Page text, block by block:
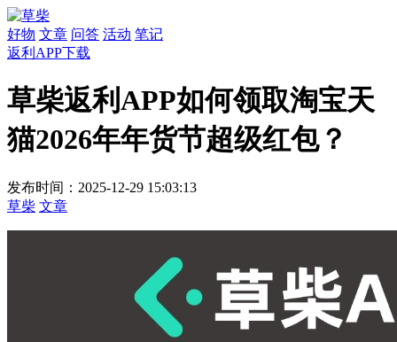
好物 文章 问答 活动 笔记
返利APP下载
草柴返利APP如何领取淘宝天
猫2026年年货节超级红包？
发布时间：2025-12-29 15:03:13
草柴 文章